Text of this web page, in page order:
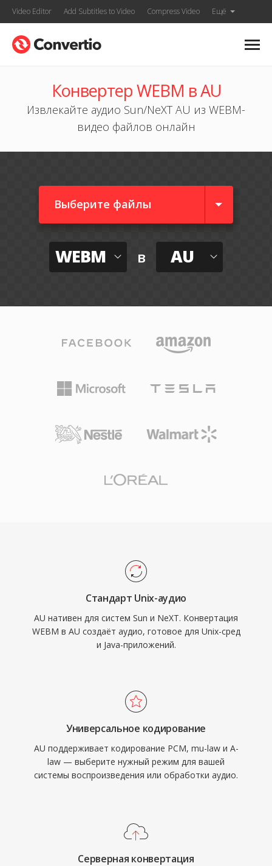
Video Editor Add Subtitles to Video Compress Video Ещё
Конвертер WEBM в AU
Извлекайте аудио Sun/NeXT AU из WEBM-
видео файлов онлайн
Выберите файлы
WEBM в AU
Стандарт Unix-аудио
AU нативен для систем Sun и NeXT. Конвертация
WEBM в AU создаёт аудио, готовое для Unix-сред
и Java-приложений.
Универсальное кодирование
AU поддерживает кодирование PCM, mu-law и A-
law — выберите нужный режим для вашей
системы воспроизведения или обработки аудио.
Серверная конвертация